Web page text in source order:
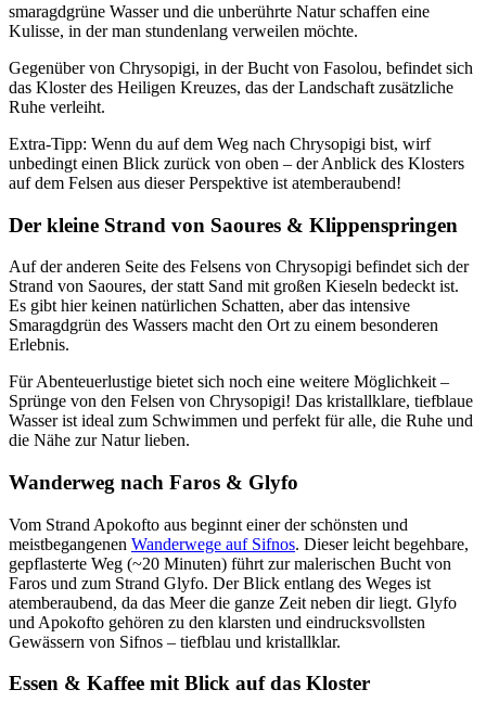
smaragdgrüne Wasser und die unberührte Natur schaffen eine
Kulisse, in der man stundenlang verweilen möchte.
Gegenüber von Chrysopigi, in der Bucht von Fasolou, befindet sich
das Kloster des Heiligen Kreuzes, das der Landschaft zusätzliche
Ruhe verleiht.
Extra-Tipp: Wenn du auf dem Weg nach Chrysopigi bist, wirf
unbedingt einen Blick zurück von oben – der Anblick des Klosters
auf dem Felsen aus dieser Perspektive ist atemberaubend!
Der kleine Strand von Saoures & Klippenspringen
Auf der anderen Seite des Felsens von Chrysopigi befindet sich der
Strand von Saoures, der statt Sand mit großen Kieseln bedeckt ist.
Es gibt hier keinen natürlichen Schatten, aber das intensive
Smaragdgrün des Wassers macht den Ort zu einem besonderen
Erlebnis.
Für Abenteuerlustige bietet sich noch eine weitere Möglichkeit –
Sprünge von den Felsen von Chrysopigi! Das kristallklare, tiefblaue
Wasser ist ideal zum Schwimmen und perfekt für alle, die Ruhe und
die Nähe zur Natur lieben.
Wanderweg nach Faros & Glyfo
Vom Strand Apokofto aus beginnt einer der schönsten und
meistbegangenen Wanderwege auf Sifnos. Dieser leicht begehbare,
gepflasterte Weg (~20 Minuten) führt zur malerischen Bucht von
Faros und zum Strand Glyfo. Der Blick entlang des Weges ist
atemberaubend, da das Meer die ganze Zeit neben dir liegt. Glyfo
und Apokofto gehören zu den klarsten und eindrucksvollsten
Gewässern von Sifnos – tiefblau und kristallklar.
Essen & Kaffee mit Blick auf das Kloster